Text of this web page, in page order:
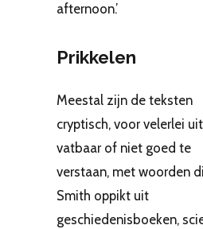
afternoon.’
Prikkelen
Meestal zijn de teksten
cryptisch, voor velerlei
vatbaar of niet goed te
verstaan, met woorden
Smith oppikt uit
geschiedenisboeken,